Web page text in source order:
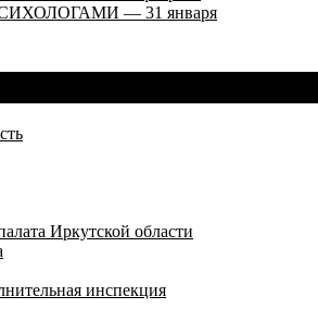
— 31 января
Иркутской области
инспекция